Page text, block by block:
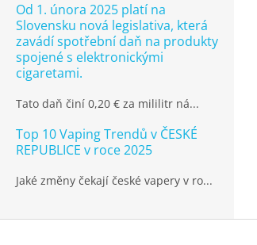
Od 1. února 2025 platí na
Slovensku nová legislativa, která
zavádí spotřební daň na produkty
spojené s elektronickými
cigaretami.
Tato daň činí 0,20 € za mililitr ná...
Top 10 Vaping Trendů v ČESKÉ
REPUBLICE v roce 2025
Jaké změny čekají české vapery v ro...